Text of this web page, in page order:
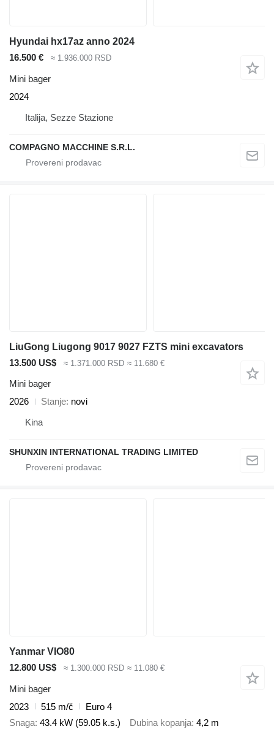
Hyundai hx17az anno 2024
16.500 €
≈ 1.936.000 RSD
Mini bager
2024
Italija, Sezze Stazione
COMPAGNO MACCHINE S.R.L.
LiuGong Liugong 9017 9027 FZTS mini excavators
13.500 US$
≈ 1.371.000 RSD ≈ 11.680 €
Mini bager
2026
Stanje novi
Kina
SHUNXIN INTERNATIONAL TRADING LIMITED
Yanmar VIO80
12.800 US$
≈ 1.300.000 RSD ≈ 11.080 €
Mini bager
2023
515 m/č
Euro 4
Snaga 43.4 kW (59.05 k.s.) Dubina kopanja 4,2 m